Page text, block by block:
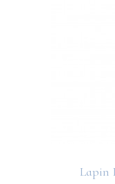
Lapin